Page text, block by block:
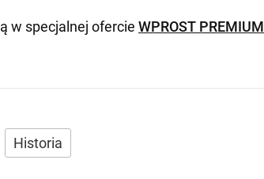
w specjalnej ofercie WPROST PREMIUM
Historia